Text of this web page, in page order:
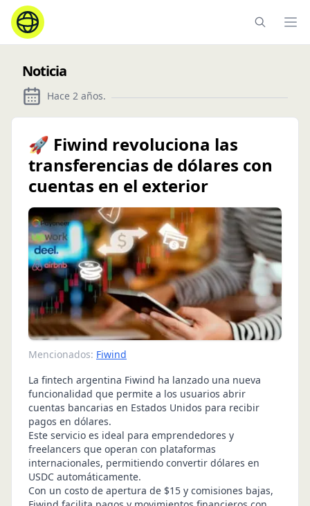
Noticia
Hace 2 años.
🚀 Fiwind revoluciona las
transferencias de dólares con
cuentas en el exterior
Mencionados: Fiwind
La fintech argentina Fiwind ha lanzado una nueva
funcionalidad que permite a los usuarios abrir
cuentas bancarias en Estados Unidos para recibir
pagos en dólares.
Este servicio es ideal para emprendedores y
freelancers que operan con plataformas
internacionales, permitiendo convertir dólares en
USDC automáticamente.
Con un costo de apertura de $15 y comisiones bajas,